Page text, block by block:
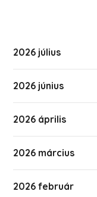
2026 július
2026 június
2026 április
2026 március
2026 február